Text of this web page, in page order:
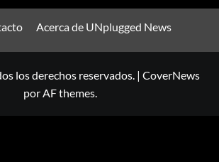
Acerca de UNplugged News
los derechos reservados. | CoverNews
por AF themes.